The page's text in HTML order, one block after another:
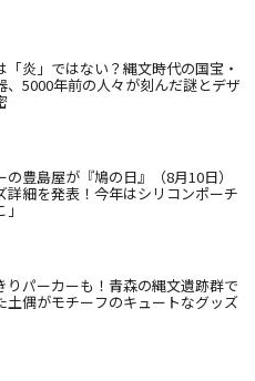
「炎」ではない？縄文時代の国宝・
、5000年前の人々が刻んだ謎とデザ
の豊島屋が『鳩の日』（8月10日）
詳細を発表！今年はシリコンポーチ
りパーカーも！青森の縄文遺跡群で
土偶がモチーフのキュートなグッズ